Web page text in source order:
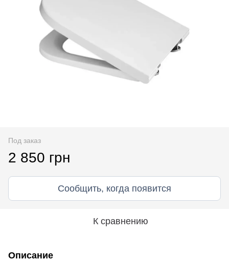
Под заказ
2 850 грн
Сообщить, когда появится
К сравнению
Описание